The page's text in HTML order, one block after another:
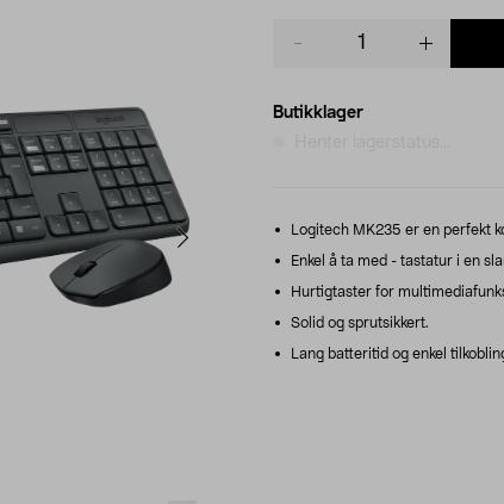
Butikklager
Logitech MK235 er en perfekt
Enkel å ta med - tastatur i en
Hurtigtaster for
Solid og sprutsikkert.
Lang batteritid og enkel